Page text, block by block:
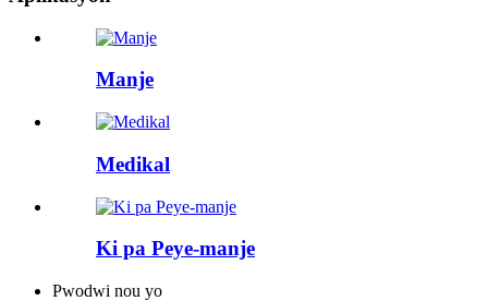
Manje
Medikal
Ki pa Peye-manje
Pwodwi nou yo